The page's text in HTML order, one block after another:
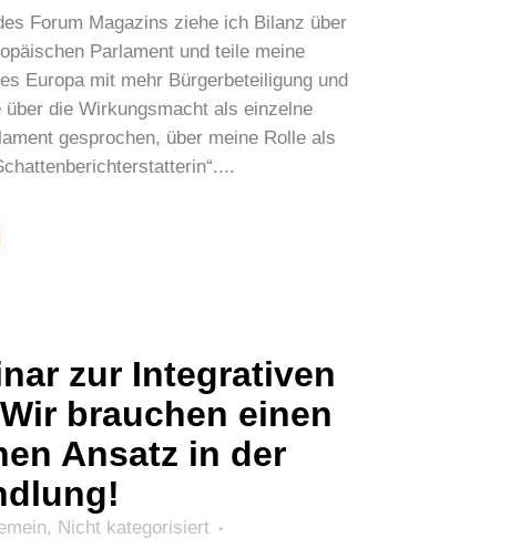
Forum Magazins ziehe ich Bilanz über
Parlament und teile meine
Europa mit mehr Bürgerbeteiligung und
die Wirkungsmacht als einzelne
gesprochen, über meine Rolle als
zur Integrativen
brauchen einen
Ansatz in der
, Nicht kategorisiert